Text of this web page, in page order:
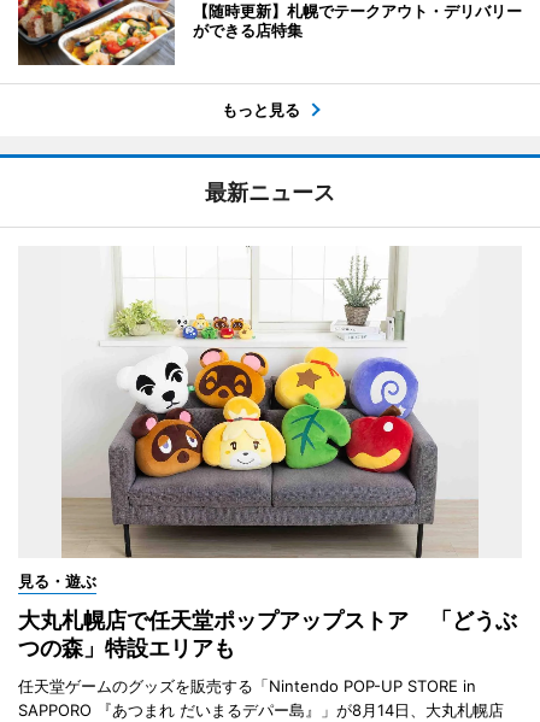
【随時更新】札幌でテークアウト・デリバリー
ができる店特集
もっと見る
最新ニュース
見る・遊ぶ
大丸札幌店で任天堂ポップアップストア 「どうぶ
つの森」特設エリアも
任天堂ゲームのグッズを販売する「Nintendo POP-UP STORE in
SAPPORO 『あつまれ だいまるデパー島』」が8月14日、大丸札幌店